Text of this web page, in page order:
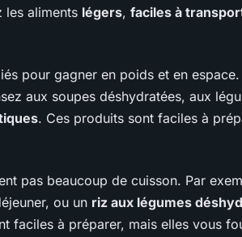
les aliments légers, faciles à
pour gagner en poids et en
aux soupes déshydratées, aux
. Ces produits sont faciles à
pas beaucoup de cuisson. Par
ou un riz aux légumes
faciles à préparer, mais elles vous